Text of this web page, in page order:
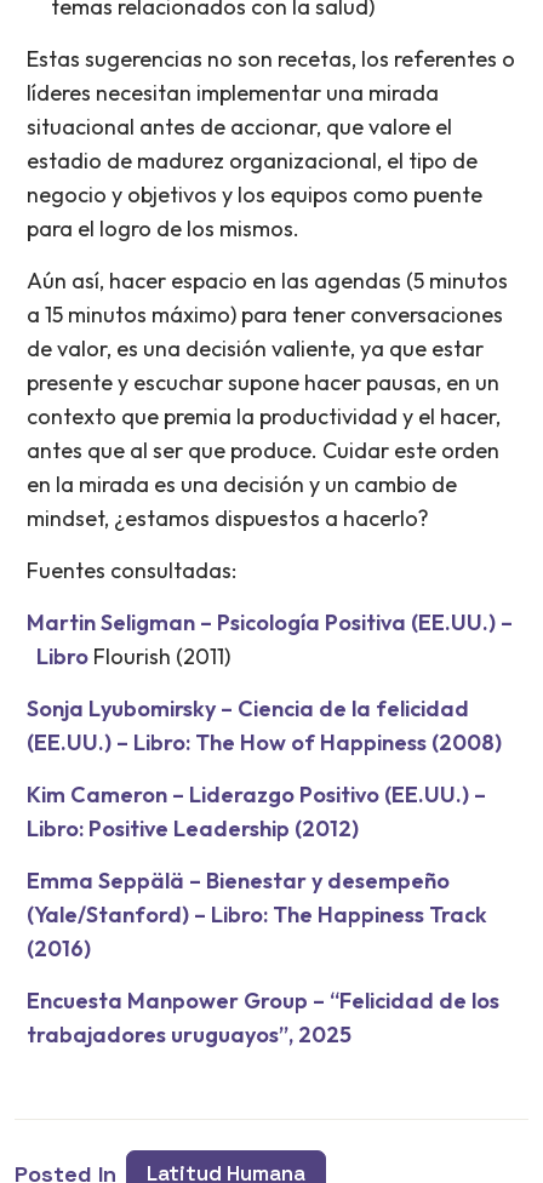
temas relacionados con la salud)
Estas sugerencias no son recetas, los referentes o
líderes necesitan implementar una mirada
situacional antes de accionar, que valore el
estadio de madurez organizacional, el tipo de
negocio y objetivos y los equipos como puente
para el logro de los mismos.
Aún así, hacer espacio en las agendas (5 minutos
a 15 minutos máximo) para tener conversaciones
de valor, es una decisión valiente, ya que estar
presente y escuchar supone hacer pausas, en un
contexto que premia la productividad y el hacer,
antes que al ser que produce. Cuidar este orden
en la mirada es una decisión y un cambio de
mindset, ¿estamos dispuestos a hacerlo?
Fuentes consultadas:
Martin Seligman – Psicología Positiva (EE.UU.) –
Libro Flourish (2011)
Sonja Lyubomirsky – Ciencia de la felicidad
(EE.UU.) – Libro: The How of Happiness (2008)
Kim Cameron – Liderazgo Positivo (EE.UU.) –
Libro: Positive Leadership (2012)
Emma Seppälä – Bienestar y desempeño
(Yale/Stanford) – Libro: The Happiness Track
(2016)
Encuesta Manpower Group – “Felicidad de los
trabajadores uruguayos”, 2025
Posted In Latitud Humana